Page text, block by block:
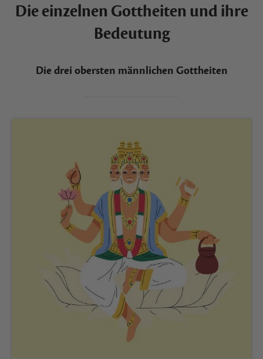
Die einzelnen Gottheiten und ihre
Bedeutung
Die drei obersten männlichen Gottheiten